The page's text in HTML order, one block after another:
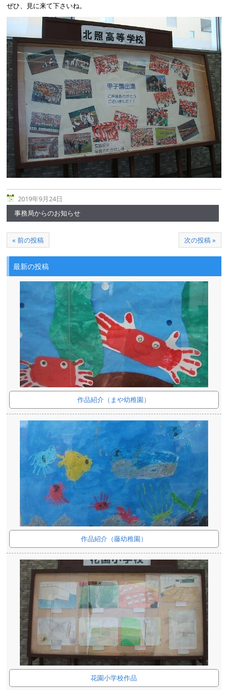
ぜひ、見に来て下さいね。
2019年9月24日
事務局からのお知らせ
« 前の投稿 次の投稿 »
最新の投稿
作品紹介（まや幼稚園）
作品紹介（藤幼稚園）
花園小学校作品